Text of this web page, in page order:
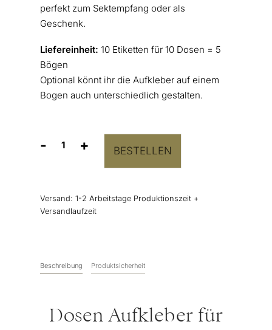
perfekt zum Sektempfang oder als
Geschenk.
Liefereinheit: 10 Etiketten für 10 Dosen = 5
Bögen
Optional könnt ihr die Aufkleber auf einem
Bogen auch unterschiedlich gestalten.
-
Personalisierbare
10er-
Set
+ BESTELLEN
Versand: 1-2 Arbeitstage Produktionszeit +
Versandlaufzeit
Beschreibung Produktsicherheit
Dosen Aufkleber für